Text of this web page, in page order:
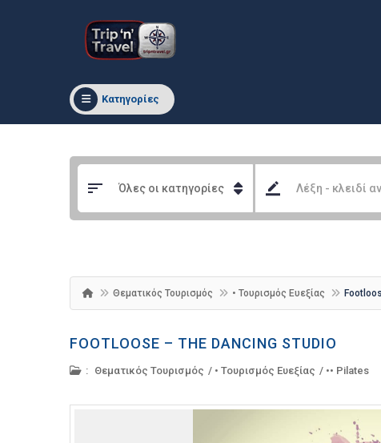
Κατηγορίες
Θεματικός Τουρισμός • Τουρισμός Ευεξίας
FOOTLOOSE – THE DANCING STUDIO
: Θεματικός Τουρισμός / • Τουρισμός Ευεξίας / •• Pilates